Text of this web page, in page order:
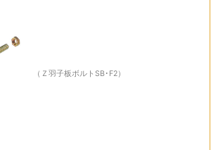
（Ｚ羽子板ボルトSB･F2）